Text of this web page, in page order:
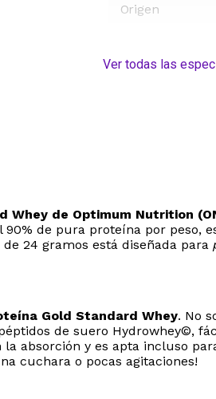
Origen
Ver todas las
Whey de Optimum Nutrition
90% de pura proteína por peso,
24 gramos está diseñada para
Gold Standard Whey. No
de suero Hydrowhey©,
absorción y es apta incluso
cuchara o pocas agitaciones!